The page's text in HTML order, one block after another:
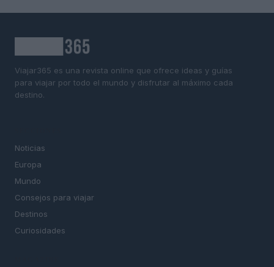
Viajar365 es una revista online que ofrece ideas y guías
para viajar por todo el mundo y disfrutar al máximo cada
destino.
Noticias
Europa
Mundo
Consejos para viajar
Destinos
Curiosidades